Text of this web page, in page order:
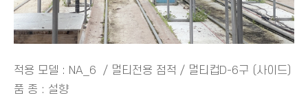
적용 모델 : NA_6 / 멀티전용 점적 / 멀티컵D-6구 (사이드)
품 종 : 설향